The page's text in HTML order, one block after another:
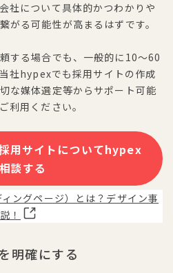
社について具体的かつわかりや
がる可能性が高まるはずです。
する場合でも、一般的に10～60
社hypexでも採用サイトの作成
な媒体選定等からサポート可能
利用ください。
用サイトについてhypex
談する
ングページ）とは？デザイン事
！
明確にする